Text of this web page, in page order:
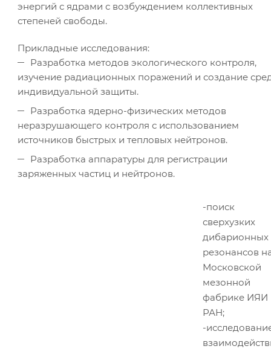
энергий с ядрами с возбуждением коллективных
степеней свободы.
Прикладные исследования:
Разработка методов экологического контроля,
изучение радиационных поражений и создание
индивидуальной защиты.
Разработка ядерно-физических методов
неразрушающего контроля с использованием
источников быстрых и тепловых нейтронов.
Разработка аппаратуры для регистрации
заряженных частиц и нейтронов.
-поиск
сверхузких
дибарионных
резонансов
Московской
мезонной
фабрике ИЯИ
РАН;
-